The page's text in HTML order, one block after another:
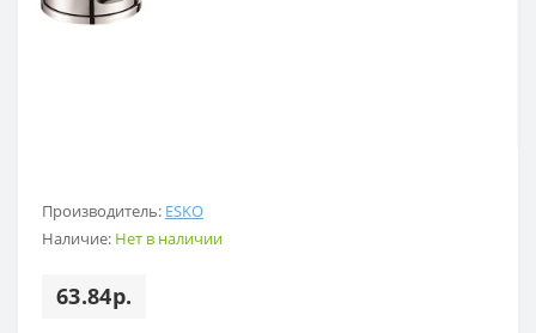
Производитель: ESKO
Наличие: Нет в наличии
63.84р.